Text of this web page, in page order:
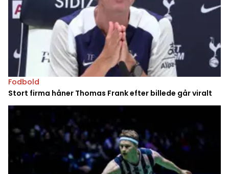
Fodbold
Stort firma håner Thomas Frank efter billede går viralt